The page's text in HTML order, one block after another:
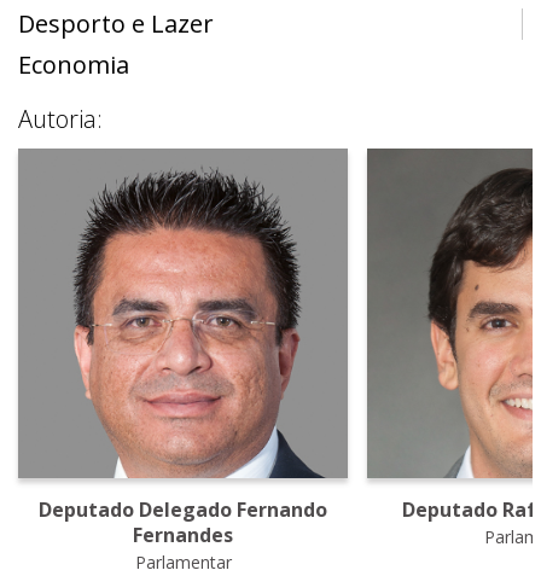
Desporto e Lazer
Economia
Autoria:
Deputado Delegado Fernando
Fernandes
Parlamentar
Deputado